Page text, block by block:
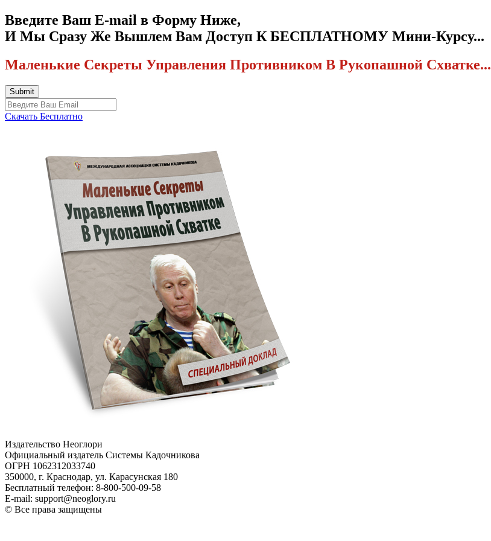
Введите Ваш E-mail в Форму Ниже,
И Мы Сразу Же Вышлем Вам Доступ К БЕСПЛАТНОМУ Мини-Курсу...
Маленькие Секреты Управления Противником В Рукопашной Схватке...
Скачать Бесплатно
Издательство Неоглори
Официальный издатель Системы Кадочникова
ОГРН 1062312033740
350000, г. Краснодар, ул. Карасунская 180
Бесплатный телефон: 8-800-500-09-58
E-mail: support@neoglory.ru
© Все права защищены